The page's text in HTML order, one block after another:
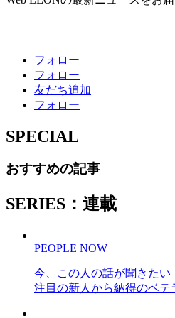
フォロー
フォロー
友だち追加
フォロー
SPECIAL
おすすめの記事
SERIES：連載
PEOPLE NOW
今、この人の話が聞きたい
注目の新人から納得のベテ